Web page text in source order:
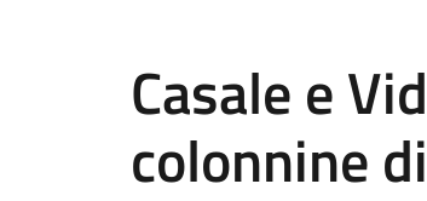
Casale e
colonnine